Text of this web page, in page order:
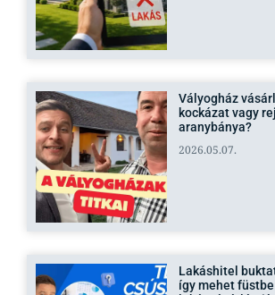
Vályogház
kockázat vagy
aranybánya?
2026.05.07.
Lakáshitel
így mehet